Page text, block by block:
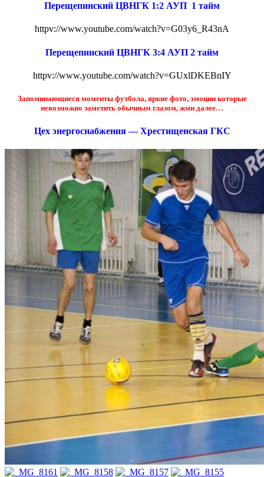
Перещепинский ЦВНГК 1:2 АУП 1 тайм
httpv://www.youtube.com/watch?v=G03y6_R43nA
Перещепинский ЦВНГК 3:4 АУП 2 тайм
httpv://www.youtube.com/watch?v=GUxlDKEBnIY
Запоминающиеся моменты футбола, яркие фото, эмоции которые
невозможно заметить обычным глазом, жми далее…
Цех энергоснабжения — Хрестищенская ГКС